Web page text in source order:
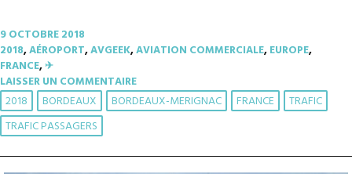
9 OCTOBRE 2018
2018,AÉROPORT,AVGEEK,AVIATION COMMERCIALE,EUROPE,
FRANCE,✈︎
LAISSER UN COMMENTAIRE
2018 BORDEAUX BORDEAUX-MERIGNAC FRANCE
TRAFIC
TRAFIC PASSAGERS